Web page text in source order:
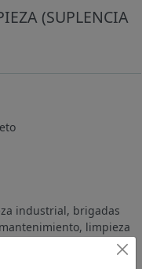
(SUPLENCIA
industrial, brigadas
limpieza
e
Descripción del puesto